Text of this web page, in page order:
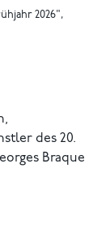
2026",
des 20.
Braque